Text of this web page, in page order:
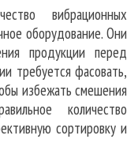
вибрационных
оборудование. Они
продукции перед
требуется фасовать,
избежать смешения
количество
сортировку и